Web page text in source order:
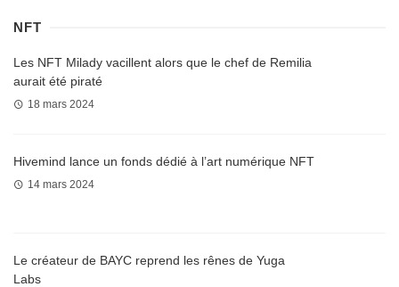
NFT
Les NFT Milady vacillent alors que le chef de Remilia
aurait été piraté
18 mars 2024
Hivemind lance un fonds dédié à l’art numérique NFT
14 mars 2024
Le créateur de BAYC reprend les rênes de Yuga
Labs